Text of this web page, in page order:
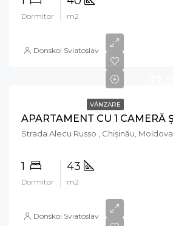
Dormitor m2
Donskoi Sviatoslav
VÂNZARE
Strada Alecu Russo , Chișinău, Moldova
1
Dormitor
43
m2
Donskoi Sviatoslav